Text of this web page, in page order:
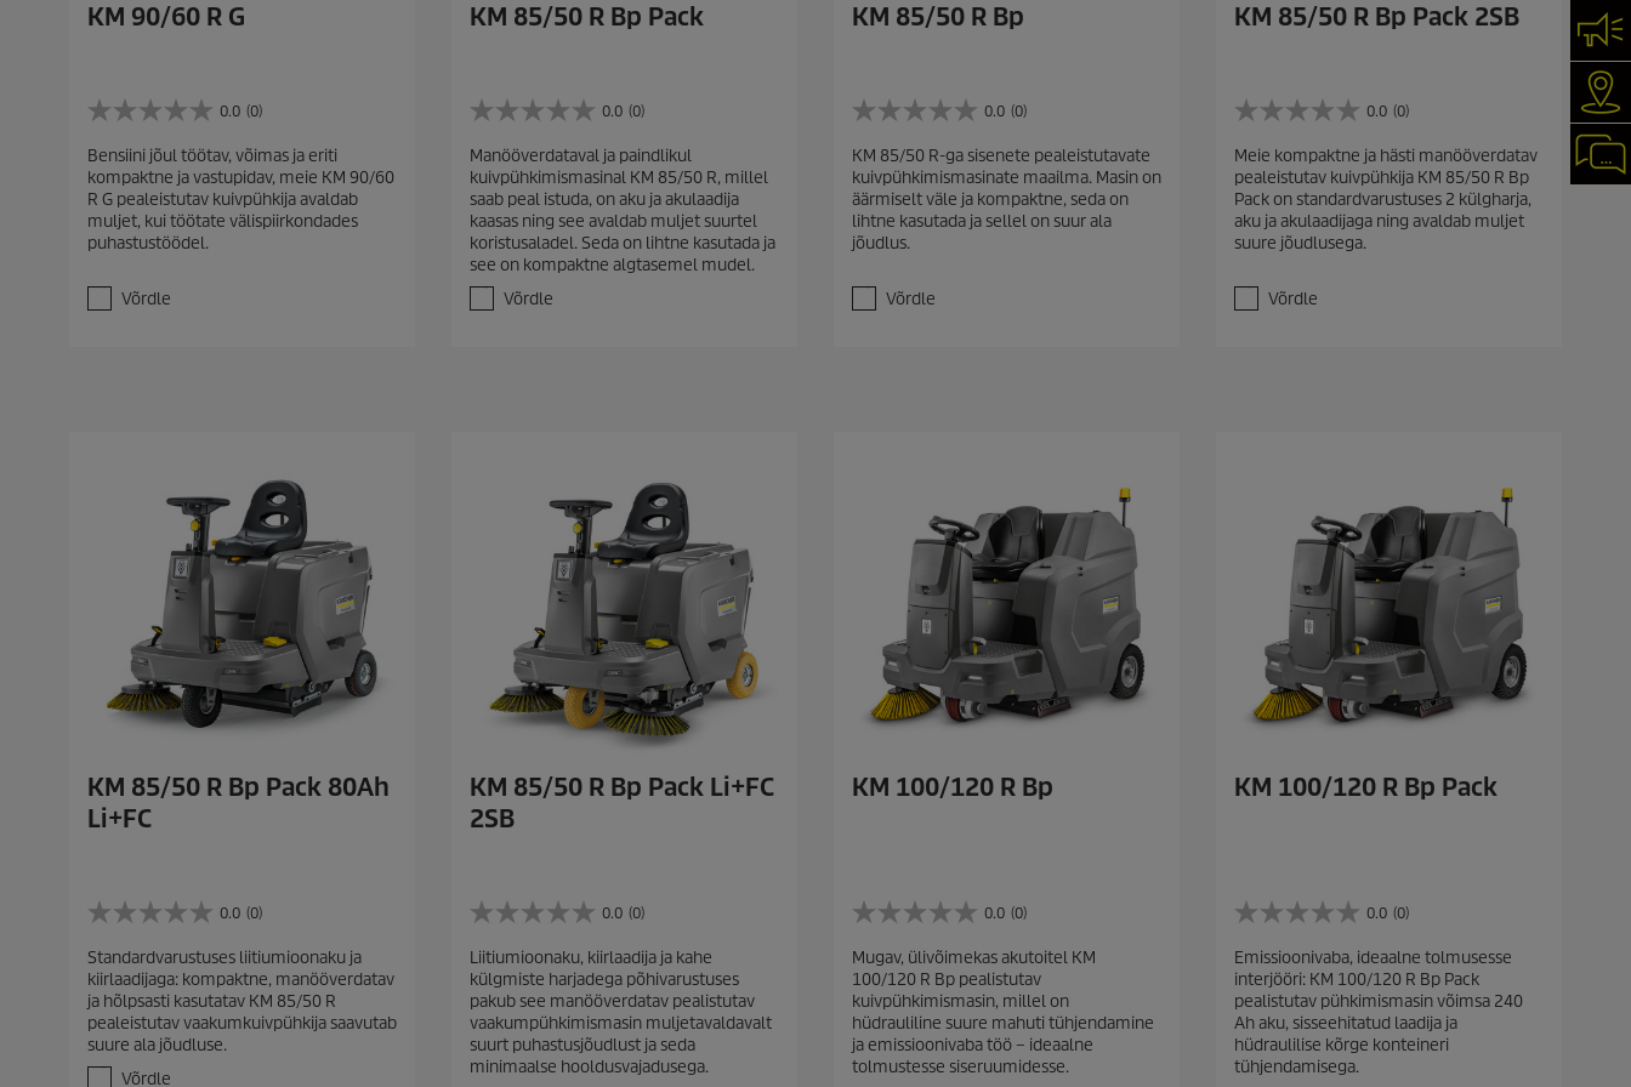
KM 90/60 R G
0.0 (0)
0
0
/
5
t
ä
s
Bensiini jõul töötav, võimas ja eriti
kompaktne ja vastupidav, meie KM 90/60
R G pealeistutav kuivpühkija avaldab
muljet, kui töötate välispiirkondades
puhastustöödel.
Võrdle
KM 85/50 R Bp Pack
0.0 (0)
0
0
/
5
t
ä
h
s
Manööverdataval ja paindlikul
kuivpühkimismasinal KM 85/50 R, millel
saab peal istuda, on aku ja akulaadija
kaasas ning see avaldab muljet suurtel
koristusaladel. Seda on lihtne kasutada ja
see on kompaktne algtasemel mudel.
Võrdle
KM 85/50 R Bp
0.0 (0)
0
0
/
5
t
ä
s
KM 85/50 R-ga sisenete pealeistutavate
kuivpühkimismasinate maailma. Masin on
äärmiselt väle ja kompaktne, seda on
lihtne kasutada ja sellel on suur ala
jõudlus.
Võrdle
KM 85/50 R Bp Pack 2SB
0.0 (0)
0
0
/
5
t
ä
s
Meie kompaktne ja hästi manööverdatav
pealeistutav kuivpühkija KM 85/50 R Bp
Pack on standardvarustuses 2 külgharja,
aku ja akulaadijaga ning avaldab muljet
suure jõudlusega.
Võrdle
KM 85/50 R Bp Pack 80Ah
Li+FC
0.0 (0)
0
0
/
5
t
ä
Standardvarustuses liitiumioonaku ja
kiirlaadijaga: kompaktne, manööverdatav
ja hõlpsasti kasutatav KM 85/50 R
pealeistutav vaakumkuivpühkija saavutab
suure ala jõudluse.
Võrdle
KM 85/50 R Bp Pack Li+FC
2SB
0.0 (0)
0
0
/
5
t
ä
h
Liitiumioonaku, kiirlaadija ja kahe
külgmiste harjadega põhivarustuses
pakub see manööverdatav pealistutav
vaakumpühkimismasin muljetavaldavalt
suurt puhastusjõudlust ja seda
minimaalse hooldusvajadusega.
KM 100/120 R Bp
0.0 (0)
0
0
/
5
t
ä
h
Mugav, ülivõimekas akutoitel KM
100/120 R Bp pealistutav
kuivpühkimismasin, millel on
hüdrauliline suure mahuti tühjendamine
ja emissioonivaba töö – ideaalne
tolmustesse siseruumidesse.
KM 100/120 R Bp Pack
0.0 (0)
0
0
/
5
t
ä
h
Emissioonivaba, ideaalne tolmusesse
interjööri: KM 100/120 R Bp Pack
pealistutav pühkimismasin võimsa 240
Ah aku, sisseehitatud laadija ja
hüdraulilise kõrge konteineri
tühjendamisega.